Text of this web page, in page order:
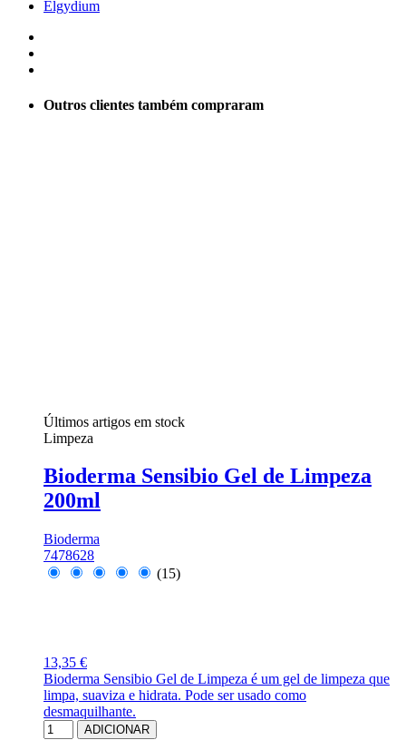
Elgydium
Outros clientes também compraram
Últimos artigos em stock
Limpeza
Bioderma Sensibio Gel de Limpeza
200ml
Bioderma
7478628
(15)
13,35 €
Bioderma Sensibio Gel de Limpeza é um gel de limpeza que
limpa, suaviza e hidrata. Pode ser usado como
desmaquilhante.
ADICIONAR